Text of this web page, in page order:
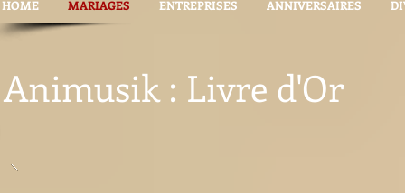
HOME MARIAGES ENTREPRISES ANNIVERSAIRES
Animusik : Livre d'Or